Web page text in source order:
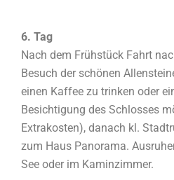
6. Tag
Nach dem Frühstück Fahrt
Besuch der schönen
einen Kaffee zu trinken oder
Besichtigung des Schlosses
Extrakosten), danach kl.
zum Haus Panorama.
See oder im Kaminzimmer.